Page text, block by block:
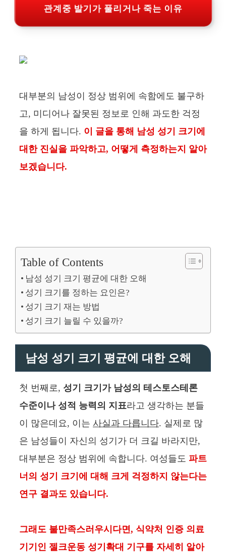
관계중 발기가 풀리거나 죽는 이유
대부분의 남성이 정상 범위에 속함에도 불구하
고, 미디어나 잘못된 정보로 인해 과도한 걱정
을 하게 됩니다. 이 글을 통해 남성 성기 크기에
대한 진실을 파악하고, 어떻게 측정하는지 알아
보겠습니다.
Table of Contents
남성 성기 크기 평균에 대한 오해
성기 크기를 정하는 요인은?
성기 크기 재는 방법
성기 크기 늘릴 수 있을까?
남성 성기 크기 평균에 대한 오해
첫 번째로, 성기 크기가 남성의 테스토스테론
수준이나 성적 능력의 지표라고 생각하는 분들
이 많은데요, 이는 사실과 다릅니다. 실제로 많
은 남성들이 자신의 성기가 더 크길 바라지만,
대부분은 정상 범위에 속합니다. 여성들도 파트
너의 성기 크기에 대해 크게 걱정하지 않는다는
연구 결과도 있습니다.
그래도 불만족스러우시다면, 식약처 인증 의료
기기인 젤크운동 성기확대 기구를 자세히 알아